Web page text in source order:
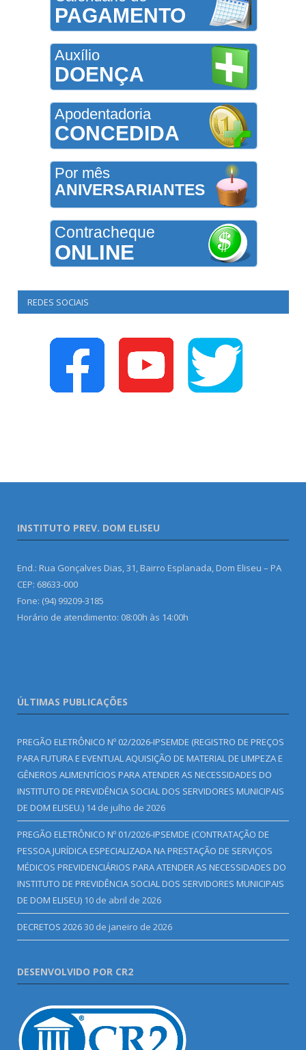
PAGAMENTO
Auxílio
DOENÇA
Apodentadoria
CONCEDIDA
Por mês
ANIVERSARIANTES
Contracheque
ONLINE
REDES SOCIAIS
INSTITUTO PREV. DOM ELISEU
End.: Rua Gonçalves Dias, 31, Bairro Esplanada, Dom Eliseu – PA
CEP: 68633-000
Fone: (94) 99209-3185
Horário de atendimento: 08:00h às 14:00h
ÚLTIMAS PUBLICAÇÕES
PREGÃO ELETRÔNICO Nº 02/2026-IPSEMDE (REGISTRO DE PREÇOS
PARA FUTURA E EVENTUAL AQUISIÇÃO DE MATERIAL DE LIMPEZA E
GÊNEROS ALIMENTÍCIOS PARA ATENDER AS NECESSIDADES DO
INSTITUTO DE PREVIDÊNCIA SOCIAL DOS SERVIDORES MUNICIPAIS
DE DOM ELISEU.) 14 de julho de 2026
PREGÃO ELETRÔNICO Nº 01/2026-IPSEMDE (CONTRATAÇÃO DE
PESSOA JURÍDICA ESPECIALIZADA NA PRESTAÇÃO DE SERVIÇOS
MÉDICOS PREVIDENCIÁRIOS PARA ATENDER AS NECESSIDADES DO
INSTITUTO DE PREVIDÊNCIA SOCIAL DOS SERVIDORES MUNICIPAIS
DE DOM ELISEU) 10 de abril de 2026
DECRETOS 202630 de janeiro de 2026
DESENVOLVIDO POR CR2